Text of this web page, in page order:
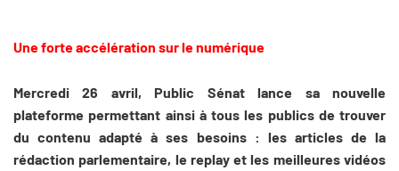
Une forte accélération sur le numérique
Mercredi 26 avril, Public Sénat lance sa nouvelle
plateforme permettant ainsi à tous les publics de trouver
du contenu adapté à ses besoins : les articles de la
rédaction parlementaire, le replay et les meilleures vidéos